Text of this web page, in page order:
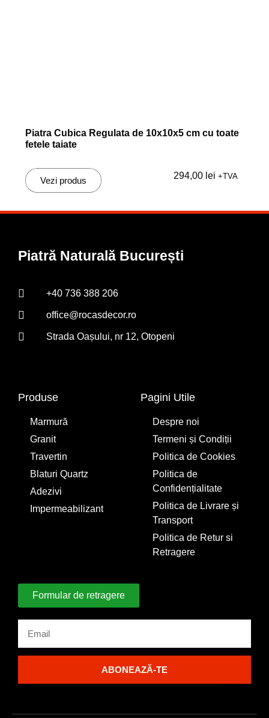
Piatra Cubica Regulata de 10x10x5 cm cu toate
fetele taiate
Vezi produs 294,00 lei +TVA
Piatră Naturală București
+40 736 388 206
office@rocasdecor.ro
Strada Oașului, nr 12, Otopeni
Produse
Marmură
Granit
Travertin
Blaturi Quartz
Adezivi
Impermeabilizant
Pagini Utile
Despre noi
Termeni și Condiții
Politica de Cookies
Politica de
Confidențialitate
Politica de Livrare și
Transport
Politica de Retur si
Retragere
Formular de retragere
ABONEAZĂ-TE